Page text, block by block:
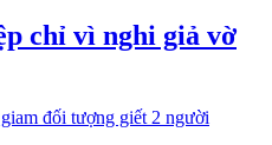
chỉ vì nghi giả vờ